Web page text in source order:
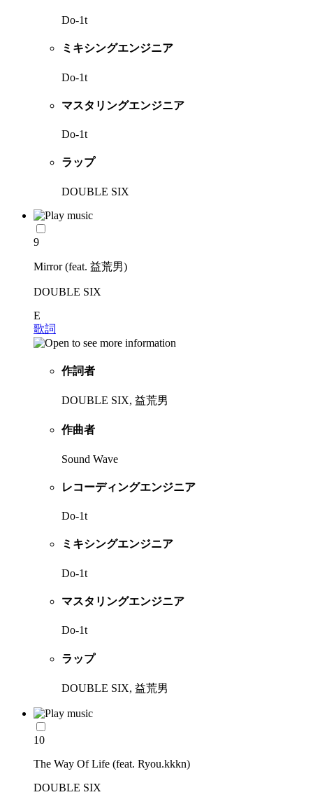
Do-1t
ミキシングエンジニア
Do-1t
マスタリングエンジニア
Do-1t
ラップ
DOUBLE SIX
9
Mirror (feat. 益荒男)
DOUBLE SIX
E
歌詞
作詞者
DOUBLE SIX, 益荒男
作曲者
Sound Wave
レコーディングエンジニア
Do-1t
ミキシングエンジニア
Do-1t
マスタリングエンジニア
Do-1t
ラップ
DOUBLE SIX, 益荒男
10
The Way Of Life (feat. Ryou.kkkn)
DOUBLE SIX